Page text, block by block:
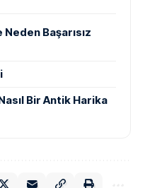
Başarısız
Bir Antik Harika